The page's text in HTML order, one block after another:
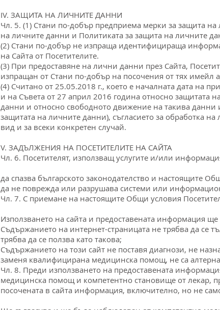
IV. ЗАЩИТА НА ЛИЧНИТЕ ДАННИ
Чл. 5. (1) Стани по-добър предприема мерки за защита
на личните данни и Политиката за защита на личните
(2) Стани по-добър не изпраща идентифицираща
на Сайта от Посетителите.
(3) При предоставяне на лични данни през Сайта,
изпращан от Стани по-добър на посочения от тях имейл
(4) Считано от 25.05.2018 г., което е началната дата на
и на Съвета от 27 април 2016 година относно защитата
данни и относно свободното движение на такива
защитата на личните данни), съгласието за обработка
вид и за всеки конкретен случай.
V. ЗАДЪЛЖЕНИЯ НА ПОСЕТИТЕЛИТЕ НА САЙТА
Чл. 6. Посетителят, използващ услугите и/или
да спазва българското законодателство и настоящите
да не поврежда или разрушава системи или
Чл. 7. С приемане на настоящите Oбщи условия
Използването на сайта и предоставената информация
Съдържанието на интернет-страницата не трябва да се
трябва да се ползва като такова;
Съдържанието на този сайт не поставя диагнози, не
заменя квалифицирана медицинска помощ, не са
Чл. 8. Преди използването на предоставената
медицинска помощ и компетентно становище от лекар,
посочената в сайта информация, включително, но не